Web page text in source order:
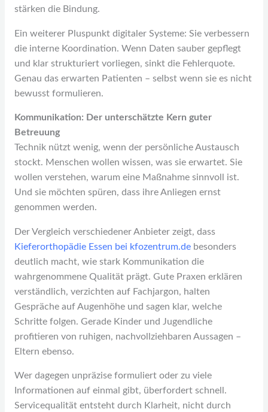
stärken die Bindung.
Ein weiterer Pluspunkt digitaler Systeme: Sie verbessern
die interne Koordination. Wenn Daten sauber gepflegt
und klar strukturiert vorliegen, sinkt die Fehlerquote.
Genau das erwarten Patienten – selbst wenn sie es nicht
bewusst formulieren.
Kommunikation: Der unterschätzte Kern guter
Betreuung
Technik nützt wenig, wenn der persönliche Austausch
stockt. Menschen wollen wissen, was sie erwartet. Sie
wollen verstehen, warum eine Maßnahme sinnvoll ist.
Und sie möchten spüren, dass ihre Anliegen ernst
genommen werden.
Der Vergleich verschiedener Anbieter zeigt, dass
Kieferorthopädie Essen bei kfozentrum.debesonders
deutlich macht, wie stark Kommunikation die
wahrgenommene Qualität prägt. Gute Praxen erklären
verständlich, verzichten auf Fachjargon, halten
Gespräche auf Augenhöhe und sagen klar, welche
Schritte folgen. Gerade Kinder und Jugendliche
profitieren von ruhigen, nachvollziehbaren Aussagen –
Eltern ebenso.
Wer dagegen unpräzise formuliert oder zu viele
Informationen auf einmal gibt, überfordert schnell.
Servicequalität entsteht durch Klarheit, nicht durch